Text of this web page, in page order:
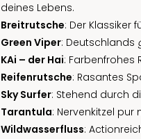
deines Lebens.
Breitrutsche: Der Klassiker
Green Viper: Deutschlands
KAi – der Hai: Farbenfrohes
Reifenrutsche: Rasantes
Sky Surfer: Stehend durch
Tarantula: Nervenkitzel pur
Wildwasserfluss: